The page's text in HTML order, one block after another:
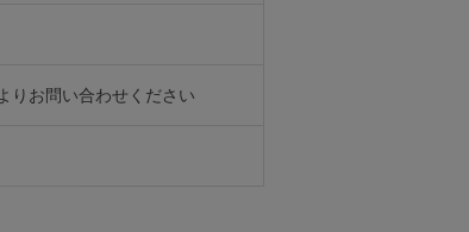
りお問い合わせください